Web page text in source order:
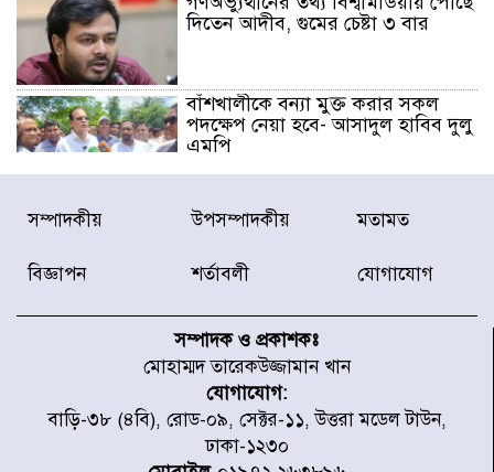
দিতেন আদীব, গুমের চেষ্টা ৩ বার
বাঁশখালীকে বন্যা মুক্ত করার সকল
পদক্ষেপ নেয়া হবে- আসাদুল হাবিব দুলু
এমপি
বিদ্যুৎ-জ্বালানি খাতে অস্থিরতা তৈরির
চেষ্টা করছে একটি চক্র : প্রধানমন্ত্রী
৫ আহত, চীনে বন্দর বন্ধ
চিকিৎসা খাতে জিডিপির ৫ শতাংশ
বরাদ্দের ঘোষণা স্থানীয় সরকার মন্ত্রীর
সম্পাদকীয় উপসম্পাদকীয় মতামত
বিজ্ঞাপন শর্তাবলী যোগাযোগ
সম্পাদক ও প্রকাশকঃ
মোহাম্মদ তারেকউজ্জামান খান
যোগাযোগ:
বাড়ি-৩৮ (৪বি), রোড-০৯, সেক্টর-১১, উত্তরা মডেল টাউন,
ঢাকা-১২৩০